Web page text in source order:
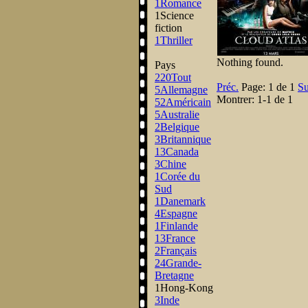
1Romance
1Science
fiction
1Thriller
Pays
220Tout
5Allemagne
52Américain
5Australie
2Belgique
3Britannique
13Canada
3Chine
1Corée du
Sud
1Danemark
4Espagne
1Finlande
13France
2Français
24Grande-
Bretagne
1Hong-Kong
3Inde
Nothing found.
Préc. Page: 1 de 1
Montrer: 1-1 de 1